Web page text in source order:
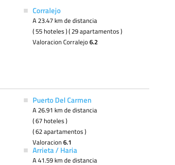
Corralejo
A 23.47 km de distancia
( 55 hoteles ) ( 29 apartamentos )
Valoracion Corralejo6.2
Puerto Del Carmen
A 26.91 km de distancia
( 67 hoteles )
( 62 apartamentos )
Valoracion6.1
Arrieta / Haria
A 41.59 km de distancia